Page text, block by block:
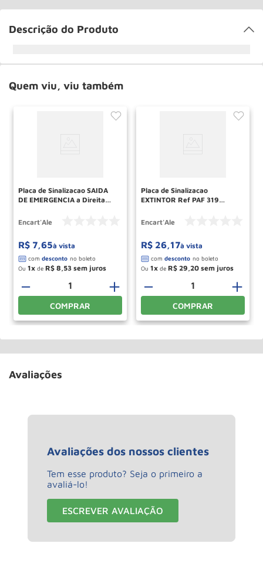
Descrição do Produto
Quem viu, viu também
Placa de Sinalizacao SAIDA
DE EMERGENCIA a Direita
Encart'Ale
R$ 7,65à vista
Ou 1 de R$ 8,53
＋
－
COMPRAR
Placa de Sinalizacao
EXTINTOR Ref PAF 319
Encart'Ale
R$ 26,17à vista
Ou 1 de R$ 29,20
＋
－
COMPRAR
Avaliações
Avaliações dos nossos clientes
Tem esse produto? Seja o primeiro a
avaliá-lo!
ESCREVER AVALIAÇÃO